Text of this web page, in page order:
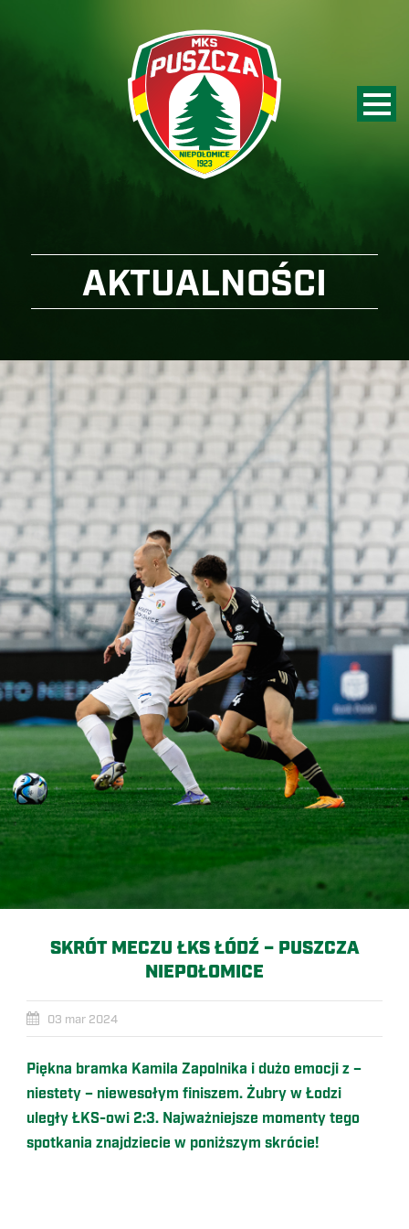
AKTUALNOŚCI
SKRÓT MECZU ŁKS ŁÓDŹ – PUSZCZA
NIEPOŁOMICE
03 mar 2024
Piękna bramka Kamila Zapolnika i dużo emocji z –
niestety – niewesołym finiszem. Żubry w Łodzi
uległy ŁKS-owi 2:3. Najważniejsze momenty tego
spotkania znajdziecie w poniższym skrócie!